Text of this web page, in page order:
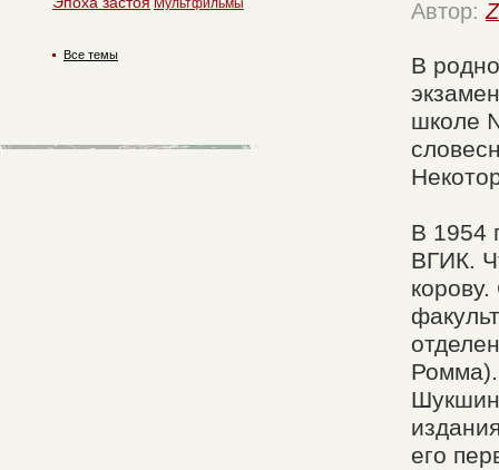
Автор:
В
школе
В 1954
ВГИК.
Шукшин
его
Мультфильмы
Все темы